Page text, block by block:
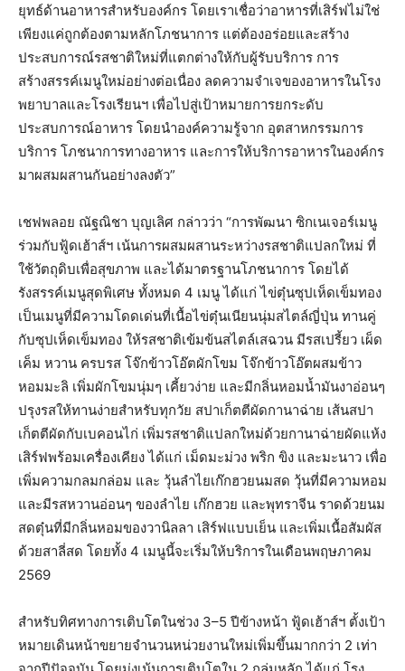
ยุทธ์ด้านอาหารสำหรับองค์กร โดยเราเชื่อว่าอาหารที่เสิร์ฟไม่ใช่
เพียงแค่ถูกต้องตามหลักโภชนาการ แต่ต้องอร่อยและสร้าง
ประสบการณ์รสชาติใหม่ที่แตกต่างให้กับผู้รับบริการ การ
สร้างสรรค์เมนูใหม่อย่างต่อเนื่อง ลดความจำเจของอาหารในโรง
พยาบาลและโรงเรียนฯ เพื่อไปสู่เป้าหมายการยกระดับ
ประสบการณ์อาหาร โดยนำองค์ความรู้จาก อุตสาหกรรมการ
บริการ โภชนาการทางอาหาร และการให้บริการอาหารในองค์กร
มาผสมผสานกันอย่างลงตัว”
เชฟพลอย ณัฐณิชา บุญเลิศ กล่าวว่า “การพัฒนา ซิกเนเจอร์เมนู
ร่วมกับฟู้ดเฮ้าส์ฯ เน้นการผสมผสานระหว่างรสชาติแปลกใหม่ ที่
ใช้วัตถุดิบเพื่อสุขภาพ และได้มาตรฐานโภชนาการ โดยได้
รังสรรค์เมนูสุดพิเศษ ทั้งหมด 4 เมนู ได้แก่ ไข่ตุ๋นซุปเห็ดเข็มทอง
เป็นเมนูที่มีความโดดเด่นที่เนื้อไข่ตุ๋นเนียนนุ่มสไตล์ญี่ปุ่น ทานคู่
กับซุปเห็ดเข็มทอง ให้รสชาติเข้มข้นสไตล์เสฉวน มีรสเปรี้ยว เผ็ด
เค็ม หวาน ครบรส โจ๊กข้าวโอ๊ตผักโขม โจ๊กข้าวโอ๊ตผสมข้าว
หอมมะลิ เพิ่มผักโขมนุ่มๆ เคี้ยวง่าย และมีกลิ่นหอมน้ำมันงาอ่อนๆ
ปรุงรสให้ทานง่ายสำหรับทุกวัย สปาเก็ตตีผัดกานาฉ่าย เส้นสปา
เก็ตตีผัดกับเบคอนไก่ เพิ่มรสชาติแปลกใหม่ด้วยกานาฉ่ายผัดแห้ง
เสิร์ฟพร้อมเครื่องเคียง ได้แก่ เม็ดมะม่วง พริก ขิง และมะนาว เพื่อ
เพิ่มความกลมกล่อม และ วุ้นลำไยเก๊กฮวยนมสด วุ้นที่มีความหอม
และมีรสหวานอ่อนๆ ของลำไย เก๊กฮวย และพุทราจีน ราดด้วยนม
สดตุ๋นที่มีกลิ่นหอมของวานิลลา เสิร์ฟแบบเย็น และเพิ่มเนื้อสัมผัส
ด้วยสาลี่สด โดยทั้ง 4 เมนูนี้จะเริ่มให้บริการในเดือนพฤษภาคม
2569
สำหรับทิศทางการเติบโตในช่วง 3–5 ปีข้างหน้า ฟู้ดเฮ้าส์ฯ ตั้งเป้า
หมายเดินหน้าขยายจำนวนหน่วยงานใหม่เพิ่มขึ้นมากกว่า 2 เท่า